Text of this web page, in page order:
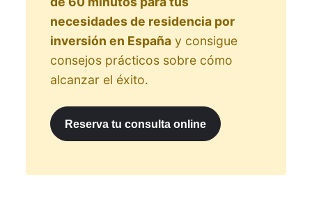
necesidades de residencia por
inversión en Españay consigue
consejos prácticos sobre cómo
alcanzar el éxito.
Reserva tu consulta online